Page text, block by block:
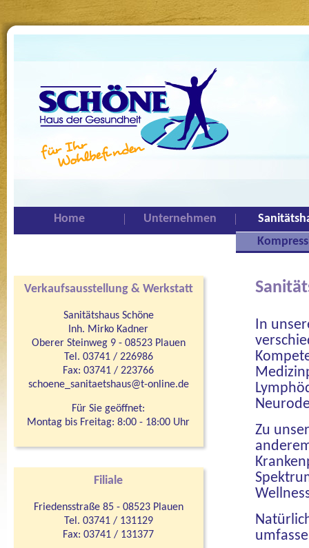
Home Unternehmen
Verkaufsausstellung & Werkstatt
Sanitätshaus Schöne
Inh. Mirko Kadner
Oberer Steinweg 9 - 08523 Plauen
Tel. 03741 / 226986
Fax: 03741 / 223766
schoene_sanitaetshaus@t-online.de
Für Sie geöffnet:
Montag bis Freitag: 8:00 - 18:00 Uhr
Filiale
Friedensstraße 85 - 08523 Plauen
Tel. 03741 / 131129
Fax: 03741 / 131377
In
Zu